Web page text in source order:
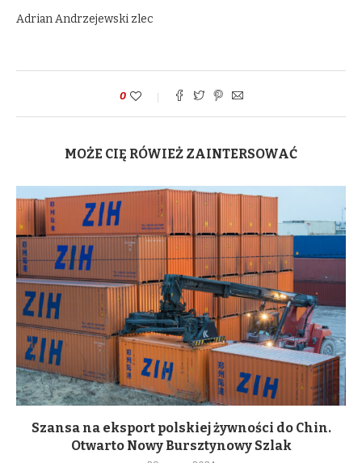
Adrian Andrzejewski zlec
0
MOŻE CIĘ RÓWIEŻ ZAINTERSOWAĆ
Szansa na eksport polskiej żywności do Chin.
Otwarto Nowy Bursztynowy Szlak